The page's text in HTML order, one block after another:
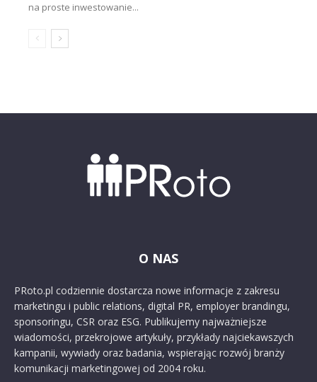
na proste inwestowanie...
O NAS
PRoto.pl codziennie dostarcza nowe informacje z zakresu
marketingu i public relations, digital PR, employer brandingu,
sponsoringu, CSR oraz ESG. Publikujemy najważniejsze
wiadomości, przekrojowe artykuły, przykłady najciekawszych
kampanii, wywiady oraz badania, wspierając rozwój branży
komunikacji marketingowej od 2004 roku.